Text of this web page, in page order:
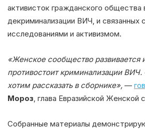
активисток гражданского общества
декриминализации ВИЧ, и связанных
исследованиями и активизмом.
«Женское сообщество развивается
противостоит криминализации
хотим рассказать в сборнике», —
Мороз , глава Евразийской
Собранные материалы